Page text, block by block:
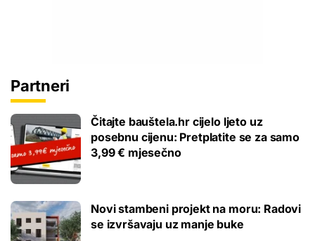
Partneri
Čitajte bauštela.hr cijelo ljeto uz
posebnu cijenu: Pretplatite se za samo
3,99 € mjesečno
Novi stambeni projekt na moru: Radovi
se izvršavaju uz manje buke